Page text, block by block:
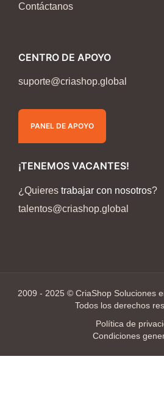
Contáctanos
CENTRO DE APOYO
suporte@criashop.global
PANEL DE APOYO
¡TENEMOS VACANTES!
¿Quieres trabajar con nosotros?
talentos@criashop.global
2009 - 2025 © CriaShop Soluciones
Todos los derechos
Política de
Condiciones